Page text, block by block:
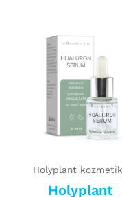
Holyplant
Holyplant